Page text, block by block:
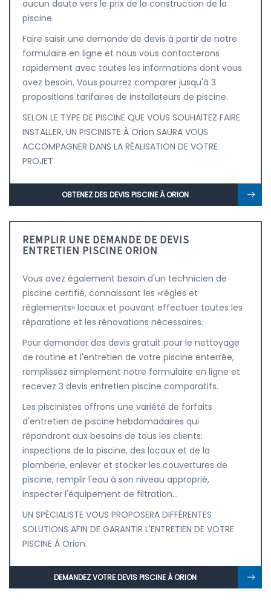
aucun doute vers le prix de la construction de la
piscine.
Faire saisir une demande de devis à partir de notre
formulaire en ligne et nous vous contacterons
rapidement avec toutes les informations dont vous
avez besoin. Vous pourrez comparer jusqu'à 3
propositions tarifaires de installateurs de piscine.
SELON LE TYPE DE PISCINE QUE VOUS SOUHAITEZ FAIRE
INSTALLER, UN PISCINISTE À Orion SAURA VOUS
ACCOMPAGNER DANS LA RÉALISATION DE VOTRE
PROJET.
OBTENEZ DES DEVIS PISCINE À ORION
REMPLIR UNE DEMANDE DE DEVIS
ENTRETIEN PISCINE ORION
Vous avez également besoin d'un technicien de
piscine certifié, connaissant les «règles et
règlements» locaux et pouvant effectuer toutes les
réparations et les rénovations nécessaires.
Pour demander des devis gratuit pour le nettoyage
de routine et l'entretien de votre piscine enterrée,
remplissez simplement notre formulaire en ligne et
recevez 3 devis entretien piscine comparatifs.
Les piscinistes offrons une variété de forfaits
d'entretien de piscine hebdomadaires qui
répondront aux besoins de tous les clients:
inspections de la piscine, des locaux et de la
plomberie, enlever et stocker les couvertures de
piscine, remplir l'eau à son niveau approprié,
inspecter l'équipement de filtration...
UN SPÉCIALISTE VOUS PROPOSERA DIFFÉRENTES
SOLUTIONS AFIN DE GARANTIR L'ENTRETIEN DE VOTRE
PISCINE À Orion.
DEMANDEZ VOTRE DEVIS PISCINE À ORION